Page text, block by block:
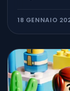
18 GENNAIO